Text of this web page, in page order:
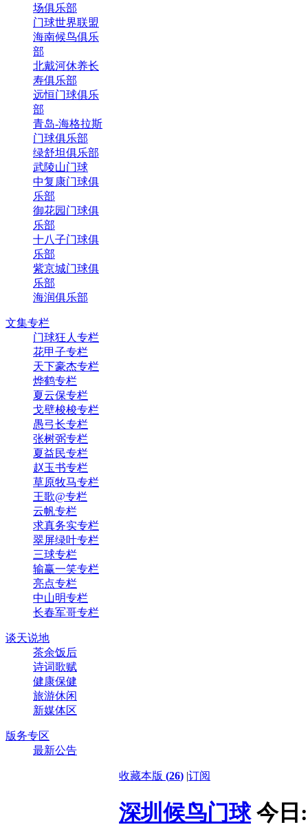
场俱乐部
门球世界联盟
海南候鸟俱乐
部
北戴河休养长
寿俱乐部
远恒门球俱乐
部
青岛-海格拉斯
门球俱乐部
绿舒坦俱乐部
武陵山门球
中复康门球俱
乐部
御花园门球俱
乐部
十八子门球俱
乐部
紫京城门球俱
乐部
海润俱乐部
文集专栏
门球狂人专栏
花甲子专栏
天下豪杰专栏
烨鹤专栏
夏云保专栏
戈壁梭梭专栏
愚弓长专栏
张树弼专栏
夏益民专栏
赵玉书专栏
草原牧马专栏
王歌@专栏
云帆专栏
求真务实专栏
翠屏绿叶专栏
三球专栏
输赢一笑专栏
亮点专栏
中山明专栏
长春军哥专栏
谈天说地
茶余饭后
诗词歌赋
健康保健
旅游休闲
新媒体区
版务专区
最新公告
收藏本版 (26) |订阅
深圳候鸟门球 今